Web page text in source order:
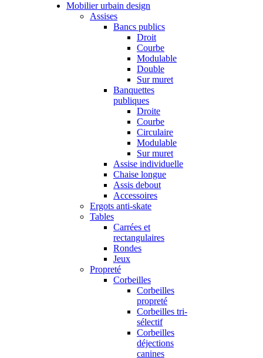
Mobilier urbain design
Assises
Bancs publics
Droit
Courbe
Modulable
Double
Sur muret
Banquettes
publiques
Droite
Courbe
Circulaire
Modulable
Sur muret
Assise individuelle
Chaise longue
Assis debout
Accessoires
Ergots anti-skate
Tables
Carrées et
rectangulaires
Rondes
Jeux
Propreté
Corbeilles
Corbeilles
propreté
Corbeilles tri-
sélectif
Corbeilles
déjections
canines